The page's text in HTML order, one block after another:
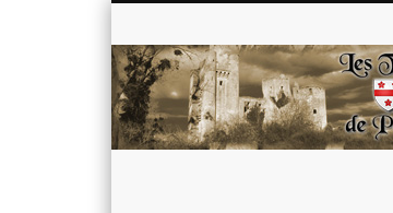
Blog de l'association Les Tours de Passy